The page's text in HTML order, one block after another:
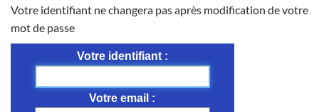
Votre identifiant ne changera pas après modification de votre
mot de passe
Votre identifiant
Votre email